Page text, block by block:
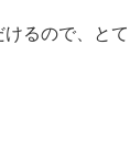
るので、と